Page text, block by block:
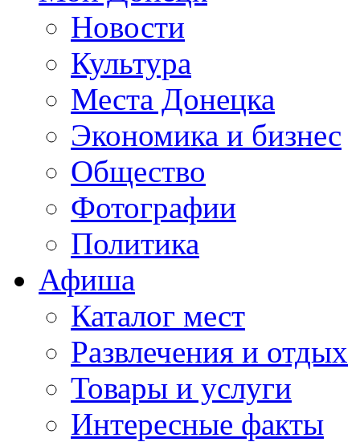
Новости
Культура
Места Донецка
Экономика и бизнес
Общество
Фотографии
Политика
Афиша
Каталог мест
Развлечения и отдых
Товары и услуги
Интересные факты